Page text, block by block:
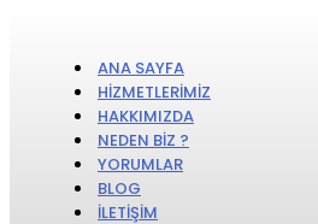
ANA SAYFA
HIZMETLERIMIZ
HAKKIMIZDA
NEDEN BIZ ?
YORUMLAR
BLOG
İLETIŞIM